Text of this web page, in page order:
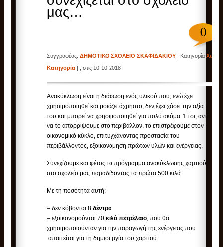
μας…
0
Συγγραφέας:ΔΗΜΟΤΙΚΟ ΣΧΟΛΕΙΟ ΣΚΑΦΙΔΑΚΙΟΥ | ΚατηγορίαΧωρίς
Κατηγορία | , στις 10-10-2018
Ανακύκλωση είναι η διάσωση ενός υλικού που, ενώ έχει
χρησιμοποιηθεί και μοιάζει άχρηστο, δεν έχει χάσει την αξία
του και μπορεί να χρησιμοποιηθεί για πολύ ακόμα. Έτσι, αντί
να το απορρίψουμε στο περιβάλλον, το επιστρέφουμε στον
οικονομικό κύκλο, επιτυγχάνοντας προστασία του
περιβάλλοντος, εξοικονόμηση πρώτων υλών και ενέργειας.
Συνεχίζουμε και φέτος το πρόγραμμα ανακύκλωσης χαρτιού
στο σχολείο μας παραδίδοντας τα πρώτα 500 κιλά.
Με τη ποσότητα αυτή:
– δεν κόβονται 8 δέντρα
– εξοικονομούνται 70 κιλά πετρέλαιο, που θα
χρησιμοποιούνταν για την παραγωγή της ενέργειας που
απαιτείται για τη δημιουργία του χαρτιού